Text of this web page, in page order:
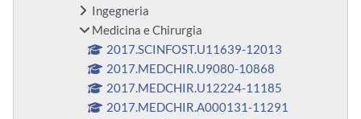
Ingegneria
Medicina e Chirurgia
2017.SCINFOST.U11639-12013
2017.MEDCHIR.U9080-10868
2017.MEDCHIR.U12224-11185
2017.MEDCHIR.A000131-11291